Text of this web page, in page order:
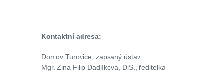
Kontaktní adresa:
Domov Turovice, zapsaný ústav
Mgr. Zina Filip Dadlíková, DiS., ředitelka